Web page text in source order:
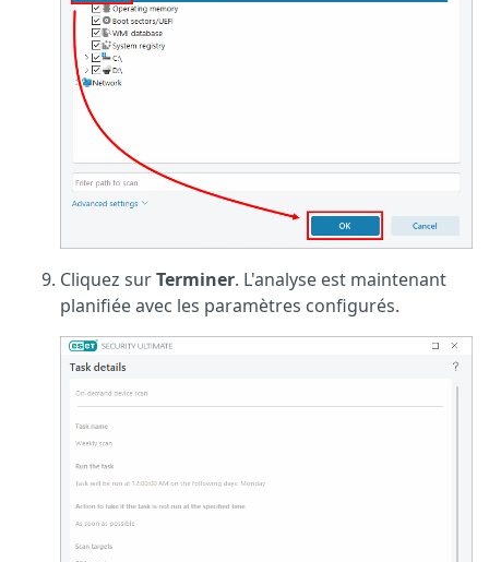
Cliquez surTerminer. L'analyse est maintenant
planifiée avec les paramètres configurés.